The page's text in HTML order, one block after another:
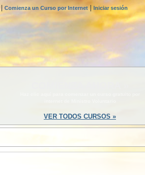
Comienza un Curso por Internet | Iniciar sesión
VER TODOS CURSOS »